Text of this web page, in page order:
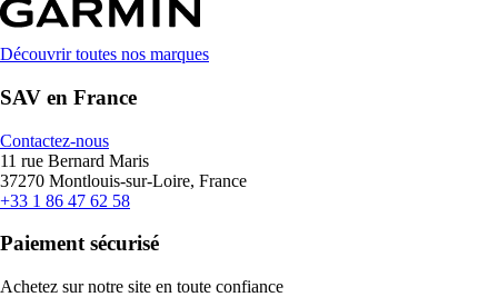
Découvrir toutes nos marques
SAV en France
Contactez-nous
11 rue Bernard Maris
37270 Montlouis-sur-Loire, France
+33 1 86 47 62 58
Paiement sécurisé
Achetez sur notre site en toute confiance